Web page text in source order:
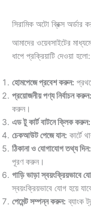
সিরামিক অটো ব্রিক্স অর্ডার
আমাদের ওয়েবসাইটের
ধাপে প্রক্রিয়াটি দেওয়া হলো:
হোমপেজে প্রবেশ করুন:
প্রয়োজনীয় পণ্য নির্বাচন করুন:
করুন।
এড টু কার্ট বাটনে ক্লিক করুন:
চেকআউট পেজে যান: কার্টে
ঠিকানা ও যোগাযোগ তথ্য দিন:
পূরণ করুন।
গাড়ি ভাড়া স্বয়ংক্রিয়ভাবে
স্বয়ংক্রিয়ভাবে যোগ হয়ে
পেমেন্ট সম্পন্ন করুন: ব্যাংক